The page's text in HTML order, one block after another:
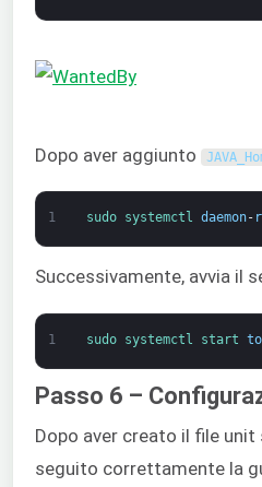
Dopo aver aggiunto
1 sudo systemctl daemon-
Successivamente, avvia il
1 sudo systemctl start
Passo 6 –
Dopo aver creato il file
seguito correttamente la